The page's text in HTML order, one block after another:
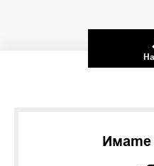
Имате